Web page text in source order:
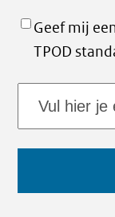
Geef mij
TPOD